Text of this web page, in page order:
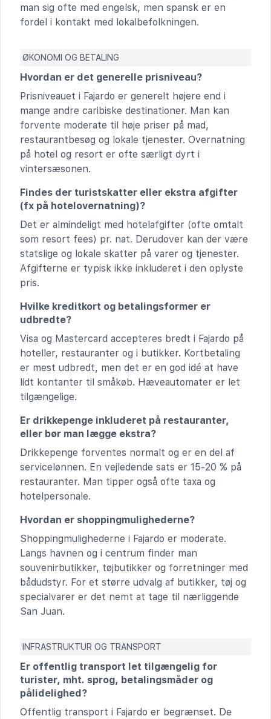
man sig ofte med engelsk, men spansk er en
fordel i kontakt med lokalbefolkningen.
ØKONOMI OG BETALING
Hvordan er det generelle prisniveau?
Prisniveauet i Fajardo er generelt højere end i
mange andre caribiske destinationer. Man kan
forvente moderate til høje priser på mad,
restaurantbesøg og lokale tjenester. Overnatning
på hotel og resort er ofte særligt dyrt i
vintersæsonen.
Findes der turistskatter eller ekstra afgifter
(fx på hotelovernatning)?
Det er almindeligt med hotelafgifter (ofte omtalt
som resort fees) pr. nat. Derudover kan der være
statslige og lokale skatter på varer og tjenester.
Afgifterne er typisk ikke inkluderet i den oplyste
pris.
Hvilke kreditkort og betalingsformer er
udbredte?
Visa og Mastercard accepteres bredt i Fajardo på
hoteller, restauranter og i butikker. Kortbetaling
er mest udbredt, men det er en god idé at have
lidt kontanter til småkøb. Hæveautomater er let
tilgængelige.
Er drikkepenge inkluderet på restauranter,
eller bør man lægge ekstra?
Drikkepenge forventes normalt og er en del af
servicelønnen. En vejledende sats er 15-20 % på
restauranter. Man tipper også ofte taxa og
hotelpersonale.
Hvordan er shoppingmulighederne?
Shoppingmulighederne i Fajardo er moderate.
Langs havnen og i centrum finder man
souvenirbutikker, tøjbutikker og forretninger med
bådudstyr. For et større udvalg af butikker, tøj og
specialvarer er det nemt at tage til nærliggende
San Juan.
INFRASTRUKTUR OG TRANSPORT
Er offentlig transport let tilgængelig for
turister, mht. sprog, betalingsmåder og
pålidelighed?
Offentlig transport i Fajardo er begrænset. De